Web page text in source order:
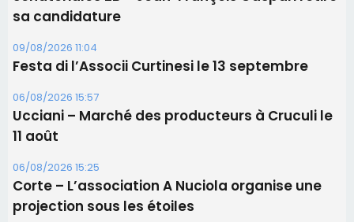
Les brèves
10/08/2026 15:56
Riventosa China sulidaria le jeudi 13 août à 18
heures 30
09/08/2026 16:04
Sénatoriales 2B – Jean-François Gaspari retire
sa candidature
09/08/2026 11:04
Festa di l’Associi Curtinesi le 13 septembre